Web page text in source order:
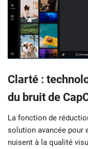
Clarté :
du bruit de
La fonction de
solution avancée pour
nuisent à la qualité